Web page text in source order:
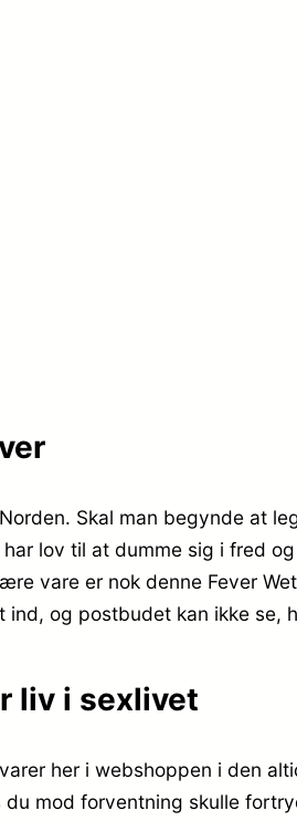
Skal man begynde at
lov til at dumme sig i fred
vare er nok denne Fever
og postbudet kan ikke se,
liv i sexlivet
her i webshoppen i den
mod forventning skulle